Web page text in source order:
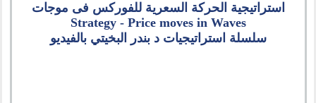
استراتيجية الحركة السعرية للفوركس فى موجات
Strategy - Price moves in Waves
سلسلة استراتيجيات د بندر البخيتي بالفيديو